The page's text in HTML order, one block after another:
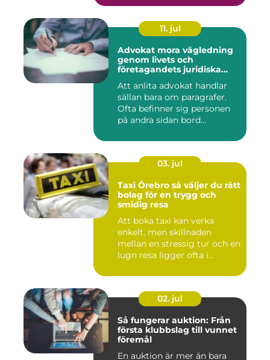
11. jul
Advokat mora vägledning
genom livets och
företagandets juridiska
Att anlita advokat handlar
sällan bara om paragrafer.
Ofta befinner sig personen
på andra sidan bord...
03. jul
Taxi Örebro så väljer du rätt
bolag för en trygg och
smidig resa
Att boka taxi kan verka
enkelt, men skillnaden
mellan en stressig tur och en
lugn resa ligger ofta i...
02. jul
Så fungerar auktion: Från
första klubbslag till vunnet
föremål
En auktion är mer än bara